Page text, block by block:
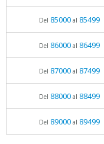
Del 85000al 85499
Del 86000al 86499
Del 87000al 87499
Del 88000al 88499
Del 89000al 89499